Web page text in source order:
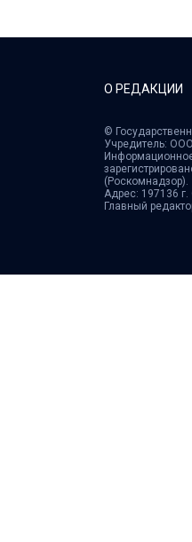
О РЕДАКЦИИ
©
Учредитель:
(Роскомнадзор).
Адрес: 197136 г.
Главный